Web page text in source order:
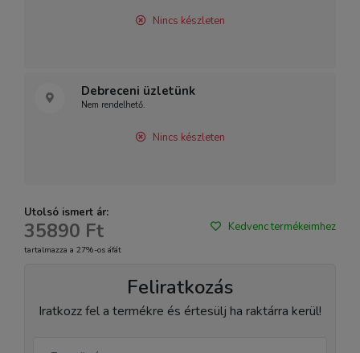
Nincs készleten
Debreceni üzletünk
Nem rendelhető.
Nincs készleten
Utolsó ismert ár:
35890 Ft
tartalmazza a 27%-os áfát
Kedvenc termékeimhez
Feliratkozás
Iratkozz fel a termékre és értesülj ha raktárra kerül!